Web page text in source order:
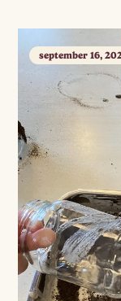
september 16,